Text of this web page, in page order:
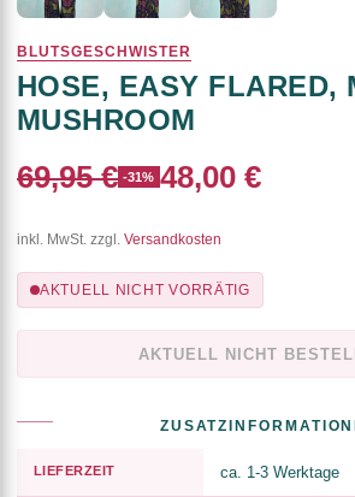
BLUTSGESCHWISTER
HOSE, EASY FLARED,
MUSHROOM
69,95 € -31% 48,00 €
inkl. MwSt. zzgl. Versandkosten
AKTUELL NICHT VORRÄTIG
AKTUELL NICHT
LIEFERZEIT ca. 1-3 Werktage